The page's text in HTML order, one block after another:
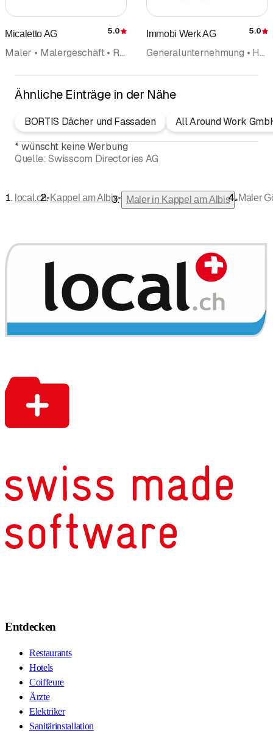
Micaletto AG Bewertung
5.0
Maler • Malergeschäft • Renovation • Tapeziergeschäft
Immobi Werk AG 5.0
Generalunternehmung • Hauswartungen Liegenschaftenservice • Reinigungsfirma • Reinigungsunternehmung • Sanitär • Sanitäre Anlagen und Installationen • Heizungen • Maler • Malergeschäft • Gartenunterhalt
Ähnliche Einträge in der Nähe
BORTIS Dächer und Fassaden
All Around Work
* wünscht keine Werbung
Quelle: Swisscom Directories AG
local.ch•Kappel am Albis• Maler in Kappel am Albis •Maler
Entdecken
Restaurants
Hotels
Coiffeure
Ärzte
Elektriker
Sanitärinstallation